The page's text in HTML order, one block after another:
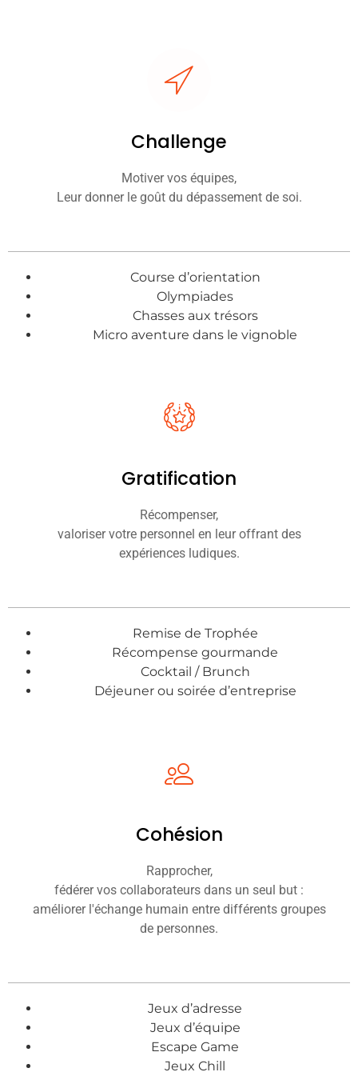
Challenge
Motiver vos équipes,
Leur donner le goût du dépassement de soi.
Course d’orientation
Olympiades
Chasses aux trésors
Micro aventure dans le vignoble
Gratification
Récompenser,
valoriser votre personnel en leur offrant des
expériences ludiques.
Remise de Trophée
Récompense gourmande
Cocktail / Brunch
Déjeuner ou soirée d’entreprise
Cohésion
Rapprocher,
fédérer vos collaborateurs dans un seul but :
améliorer l'échange humain entre différents groupes
de personnes.
Jeux d’adresse
Jeux d’équipe
Escape Game
Jeux Chill